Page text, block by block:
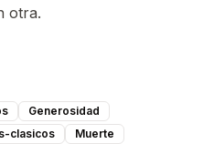
otra.
Generosidad
clasicos Muerte